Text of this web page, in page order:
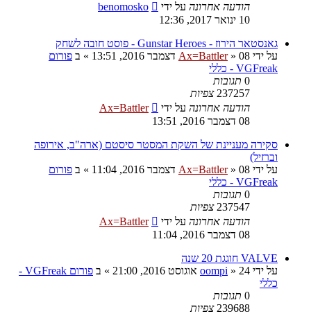
הודעה אחרונה על ידי
benomosko
10 ינואר 2017, 12:36
גאנסטאר הירוז - Gunstar Heroes - פוסט חובה לשחק
על ידי
Ax=Battler» 08 דצמבר 2016, 13:51 » ב פורום
VGFreak - כללי
0 תגובות
237257 צפיות
הודעה אחרונה על ידי
Ax=Battler
08 דצמבר 2016, 13:51
סקירה מעניינת של השקת המסטר סיסטם (ארה"ב, אירופה
וברזיל)
על ידי
Ax=Battler» 08 דצמבר 2016, 11:04 » ב פורום
VGFreak - כללי
0 תגובות
237547 צפיות
הודעה אחרונה על ידי
Ax=Battler
08 דצמבר 2016, 11:04
VALVE חוגגת 20 שנה
על ידי
oompi » 24 אוגוסט 2016, 21:00 » ב
פורום VGFreak -
כללי
0 תגובות
239688 צפיות